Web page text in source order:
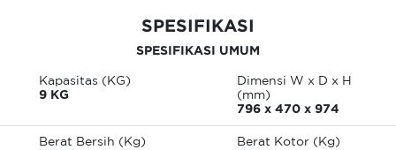
SPESIFIKASI
SPESIFIKASI UMUM
Kapasitas (KG)
9 KG
Dimensi W x D x H
(mm)
796 x 470 x 974
Berat Bersih (Kg)
Berat Kotor (Kg)